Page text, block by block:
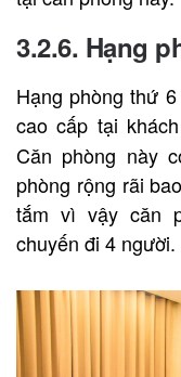
3.2.6. Hạng
Hạng phòng thứ
cao cấp tại
Căn phòng này
phòng rộng rãi
tắm vì vậy căn
chuyến đi 4 người.